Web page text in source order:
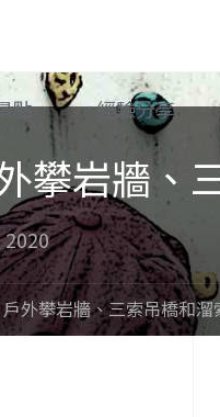
點 經驗分享
攀岩牆、
2020
外攀岩牆、三索吊橋和溜